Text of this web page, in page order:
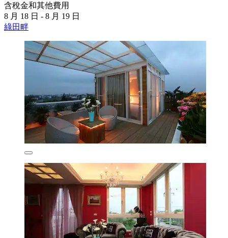
含稅金和其他費用
8 月 18 日 - 8 月 19 日
綠田畔